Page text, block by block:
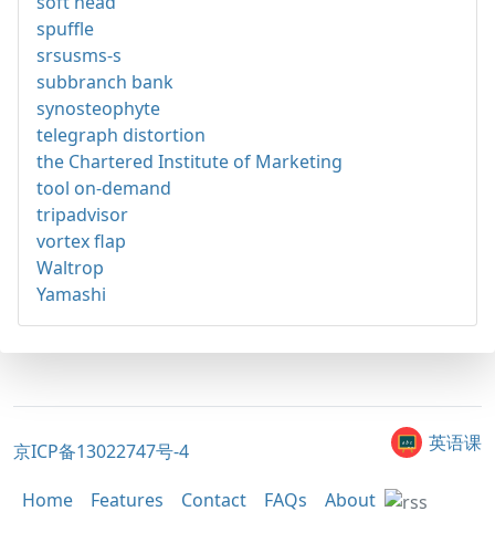
spuffle
srsusms-s
subbranch bank
synosteophyte
telegraph distortion
the Chartered Institute of Marketing
tool on-demand
tripadvisor
vortex flap
Waltrop
Yamashi
京ICP备13022747号-4 英语课
Home Features Contact FAQs About